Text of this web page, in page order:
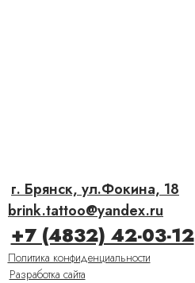
г. Брянск, ул.Фокина, 18
brink.tattoo@yandex.ru
+7 (4832) 42-03-12
Политика конфиденциальности
Разработка сайта